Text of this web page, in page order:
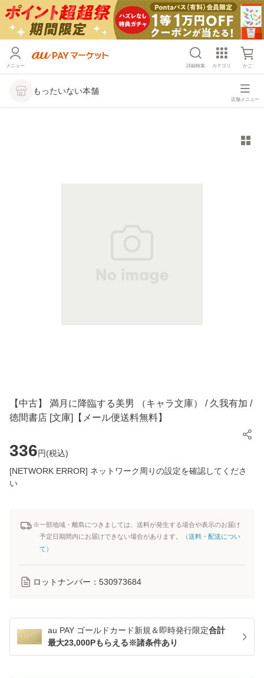
メニュー 詳細検索 カテゴリ かご
もったいない本舗
店舗メニュー
【中古】 満月に降臨する美男 （キャラ文庫） / 久我有加 /
徳間書店 [文庫]【メール便送料無料】
336円(税込)
[NETWORK ERROR] ネットワーク周りの設定を確認してくださ
い
※一部地域・離島につきましては、送料が発生する場合や表示のお届け
予定日期間内にお届けできない場合があります。（送料・配送につい
て ）
ロットナンバー： 530973684
au PAY ゴールドカード新規＆即時発行限定合計
最大23,000Pもらえる※諸条件あり